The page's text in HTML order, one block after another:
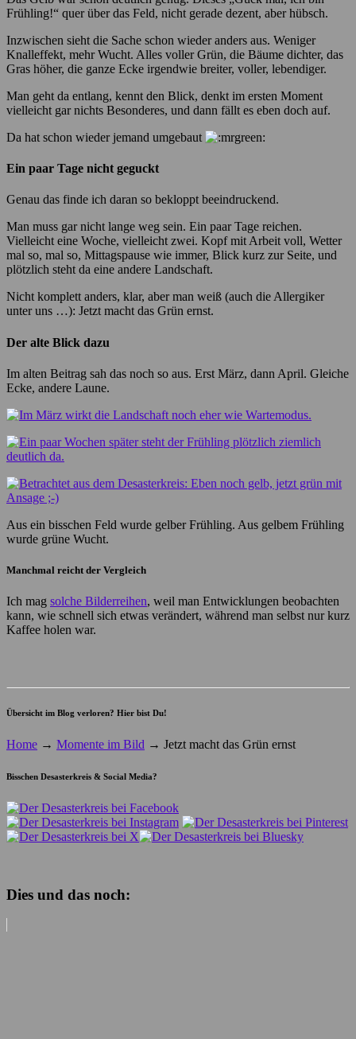
Frühling!“ quer über das Feld, nicht gerade dezent, aber hübsch.
Inzwischen sieht die Sache schon wieder anders aus. Weniger
Knalleffekt, mehr Wucht. Alles voller Grün, die Bäume dichter, das
Gras höher, die ganze Ecke irgendwie breiter, voller, lebendiger.
Man geht da entlang, kennt den Blick, denkt im ersten Moment
vielleicht gar nichts Besonderes, und dann fällt es eben doch auf.
Da hat schon wieder jemand umgebaut
Ein paar Tage nicht geguckt
Genau das finde ich daran so bekloppt beeindruckend.
Man muss gar nicht lange weg sein. Ein paar Tage reichen.
Vielleicht eine Woche, vielleicht zwei. Kopf mit Arbeit voll, Wetter
mal so, mal so, Mittagspause wie immer, Blick kurz zur Seite, und
plötzlich steht da eine andere Landschaft.
Nicht komplett anders, klar, aber man weiß (auch die Allergiker
unter uns …): Jetzt macht das Grün ernst.
Der alte Blick dazu
Im alten Beitrag sah das noch so aus. Erst März, dann April. Gleiche
Ecke, andere Laune.
Aus ein bisschen Feld wurde gelber Frühling. Aus gelbem Frühling
wurde grüne Wucht.
Manchmal reicht der Vergleich
Ich mag solche Bilderreihen, weil man Entwicklungen beobachten
kann, wie schnell sich etwas verändert, während man selbst nur kurz
Kaffee holen war.
Übersicht im Blog verloren? Hier bist Du!
Home → Momente im Bild → Jetzt macht das Grün ernst
Bisschen Desasterkreis & Social Media?
Dies und das noch: